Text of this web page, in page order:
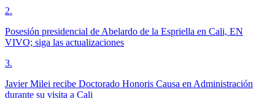
2.
Posesión presidencial de Abelardo de la Espriella en Cali, EN
VIVO; siga las actualizaciones
3.
Javier Milei recibe Doctorado Honoris Causa en Administración
durante su visita a Cali